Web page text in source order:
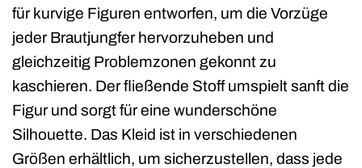
für kurvige Figuren entworfen, um die Vorzüge
jeder Brautjungfer hervorzuheben und
gleichzeitig Problemzonen gekonnt zu
kaschieren. Der fließende Stoff umspielt sanft die
Figur und sorgt für eine wunderschöne
Silhouette. Das Kleid ist in verschiedenen
Größen erhältlich, um sicherzustellen, dass jede